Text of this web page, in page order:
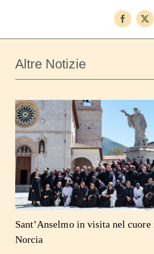
Altre Notizie
Sant’Anselmo in visita nel
Norcia